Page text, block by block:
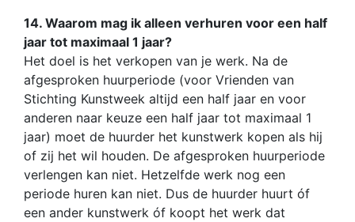
14. Waarom mag ik alleen verhuren voor een half
jaar tot maximaal 1 jaar?
Het doel is het verkopen van je werk. Na de
afgesproken huurperiode (voor Vrienden van
Stichting Kunstweek altijd een half jaar en voor
anderen naar keuze een half jaar tot maximaal 1
jaar) moet de huurder het kunstwerk kopen als hij
of zij het wil houden. De afgesproken huurperiode
verlengen kan niet. Hetzelfde werk nog een
periode huren kan niet. Dus de huurder huurt óf
een ander kunstwerk óf koopt het werk dat